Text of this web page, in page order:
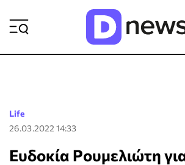
Life
26.03.2022 14:33
Ευδοκία Ρουμελιώτη